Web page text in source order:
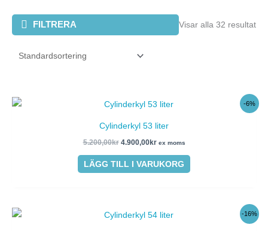
FILTRERA Visar alla 32 resultat
-6%
Cylinderkyl 53 liter
5.200,00kr
Det
ursprungliga
var:
5.200,00kr.
4.900,00kr
Det
är:
4.900,00kr.
ex moms
LÄGG TILL I VARUKORG
-16%
Det
ursprungliga
Det